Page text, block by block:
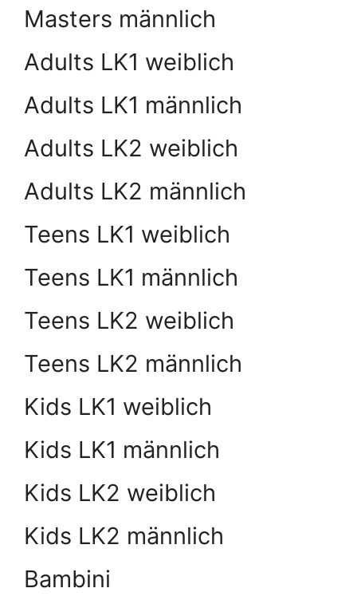
Masters männlich
Adults LK1 weiblich
Adults LK1 männlich
Adults LK2 weiblich
Adults LK2 männlich
Teens LK1 weiblich
Teens LK1 männlich
Teens LK2 weiblich
Teens LK2 männlich
Kids LK1 weiblich
Kids LK1 männlich
Kids LK2 weiblich
Kids LK2 männlich
Bambini